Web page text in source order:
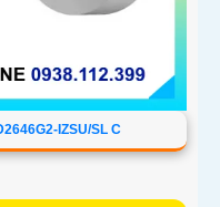
IZSU/SL C